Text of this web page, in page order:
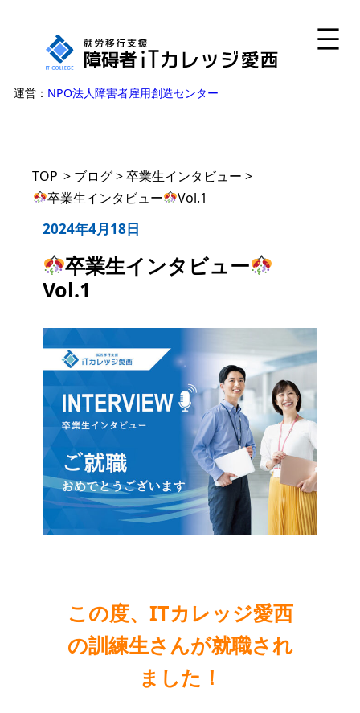
キ
運営： NPO法人障害者雇用創造センター
TOP > ブログ>卒業生インタビュー >
卒業生インタビュー
Vol.1
2024年4月18日
卒業生インタビュー
Vol.1
この度、ITカレッジ愛西
の訓練生さんが就職され
ました！